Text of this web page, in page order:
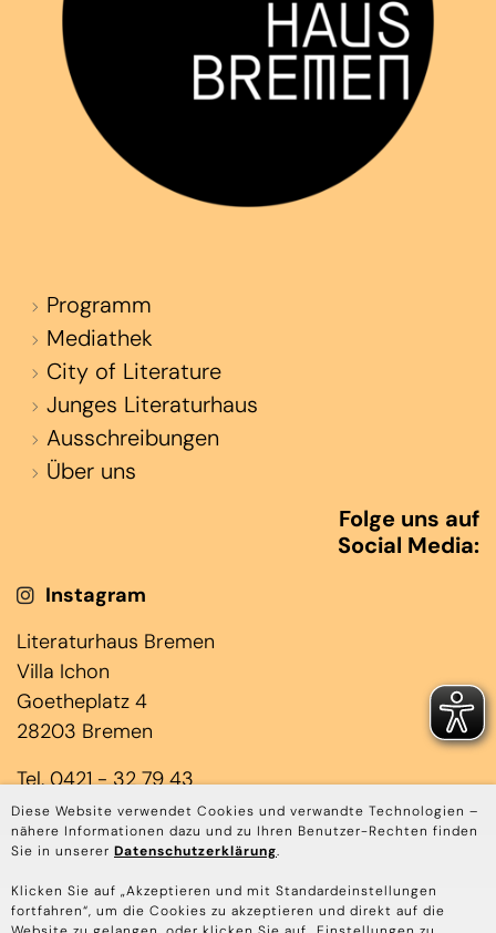
Diese Website verwendet Cookies und verwandte Technologien –
nähere Informationen dazu und zu Ihren Benutzer-Rechten finden
Sie in unserer Datenschutzerklärung.
Klicken Sie auf „Akzeptieren und mit Standardeinstellungen
fortfahren“, um die Cookies zu akzeptieren und direkt auf die
Programm
Mediathek
City of Literature
Junges Literaturhaus
Ausschreibungen
Über uns
Folge uns auf
Social Media:
Instagram
Literaturhaus Bremen
Villa Ichon
Goetheplatz 4
28203 Bremen
Tel. 0421 - 32 79 43
(Jens Laloire & Janin Rominger)
Mo bis Do 10.00 – 17.00 Uhr
Tel. 0421 - 45 85 3939
(Annika Depping & Stephanie Schaefers)